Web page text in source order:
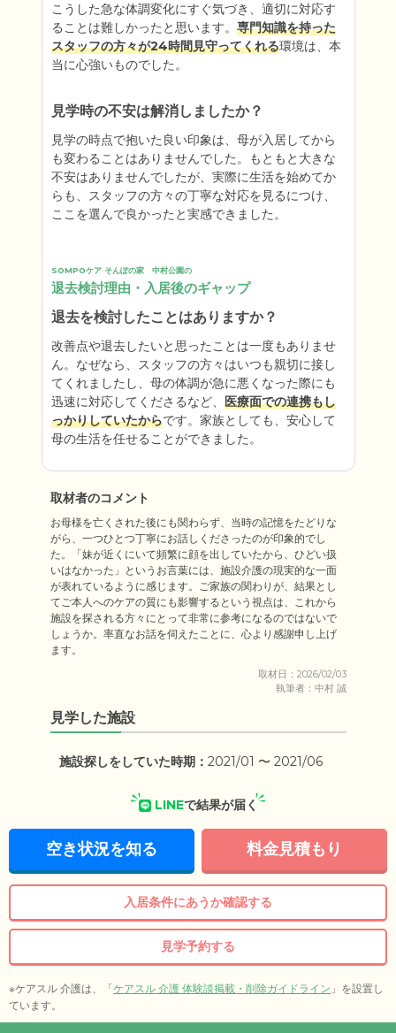
こうした急な体調変化にすぐ気づき、適切に対応す
ることは難しかったと思います。 専門知識を持った
スタッフの方々が24時間見守ってくれる環境は、本
当に心強いものでした。
見学時の不安は解消しましたか？
見学の時点で抱いた良い印象は、母が入居してから
も変わることはありませんでした。もともと大きな
不安はありませんでしたが、実際に生活を始めてか
らも、スタッフの方々の丁寧な対応を見るにつけ、
ここを選んで良かったと実感できました。
SOMPOケア そんぽの家　中村公園の
退去検討理由・入居後のギャップ
退去を検討したことはありますか？
改善点や退去したいと思ったことは一度もありませ
ん。なぜなら、スタッフの方々はいつも親切に接し
てくれましたし、母の体調が急に悪くなった際にも
迅速に対応してくださるなど、 医療面での連携もし
っかりしていたからです。家族としても、安心して
母の生活を任せることができました。
取材者のコメント
お母様を亡くされた後にも関わらず、当時の記憶をたどりな
がら、一つひとつ丁寧にお話しくださったのが印象的でし
た。「妹が近くにいて頻繁に顔を出していたから、ひどい扱
いはなかった」というお言葉には、施設介護の現実的な一面
が表れているように感じます。ご家族の関わりが、結果とし
てご本人へのケアの質にも影響するという視点は、これから
施設を探される方々にとって非常に参考になるのではないで
しょうか。率直なお話を伺えたことに、心より感謝申し上げ
ます。
取材日：2026/02/03
執筆者：中村 誠
見学した施設
施設探しをしていた時期： 2021/01 〜 2021/06
LINEで結果が届く
空き状況を知る 料金見積もり
入居条件にあうか確認する
見学予約する
※ケアスル 介護は、「ケアスル 介護 体験談掲載・削除ガイドライン 」を設置し
ています。